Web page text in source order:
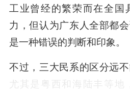
工业曾经的繁荣而在全国
力，但认为广东人全部都
是一种错误的判断和印象。
不过，三大民系的区分远